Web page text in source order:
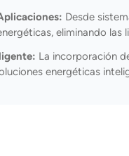
Desde
eliminando
La incorporación
energéticas